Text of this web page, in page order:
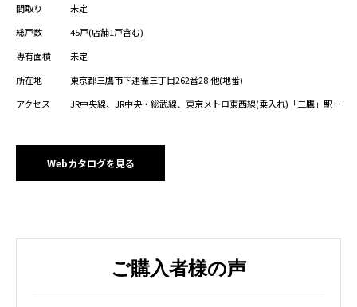
間取り
未定
総戸数
45戸(店舗1戸含む)
専有面積
未定
所在地
東京都三鷹市下連雀三丁目262番28 他(地番)
アクセス
JR中央線、JR中央・総武線、東京メトロ東西線(乗入れ)「三鷹」駅
Webカタログを見る
ご購入者様の声